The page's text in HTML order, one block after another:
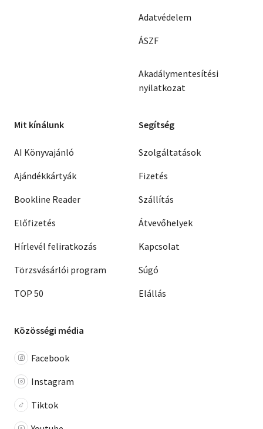
Adatvédelem
ÁSZF
Akadálymentesítési
nyilatkozat
Mit kínálunk
AI Könyvajánló
Ajándékkártyák
Bookline Reader
Előfizetés
Hírlevél feliratkozás
Törzsvásárlói program
TOP 50
Segítség
Szolgáltatások
Fizetés
Szállítás
Átvevőhelyek
Kapcsolat
Súgó
Elállás
Közösségi média
Facebook
Instagram
Tiktok